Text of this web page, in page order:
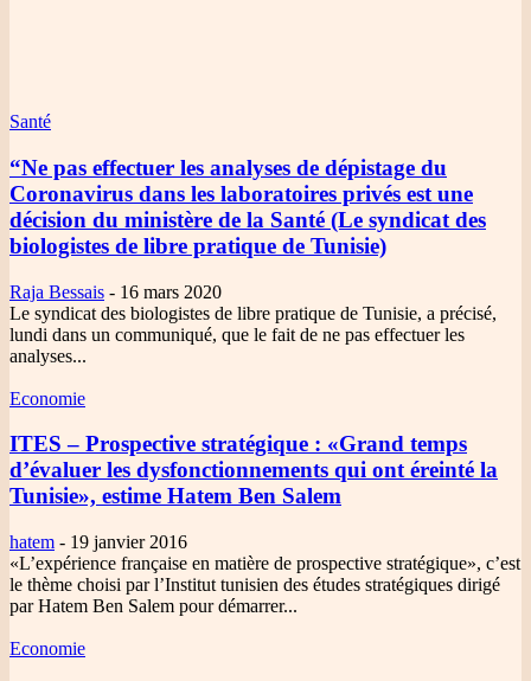
Santé
“Ne pas effectuer les analyses de dépistage du
Coronavirus dans les laboratoires privés est une
décision du ministère de la Santé (Le syndicat des
biologistes de libre pratique de Tunisie)
Raja Bessais - 16 mars 2020
Le syndicat des biologistes de libre pratique de Tunisie, a précisé,
lundi dans un communiqué, que le fait de ne pas effectuer les
analyses...
Economie
ITES – Prospective stratégique : «Grand temps
d’évaluer les dysfonctionnements qui ont éreinté la
Tunisie», estime Hatem Ben Salem
hatem - 19 janvier 2016
«L’expérience française en matière de prospective stratégique», c’est
le thème choisi par l’Institut tunisien des études stratégiques dirigé
par Hatem Ben Salem pour démarrer...
Economie